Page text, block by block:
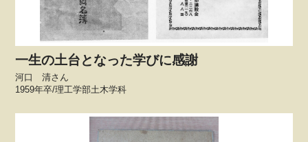
一生の土台となった学びに感謝
河口 清さん
1959年卒/理工学部土木学科